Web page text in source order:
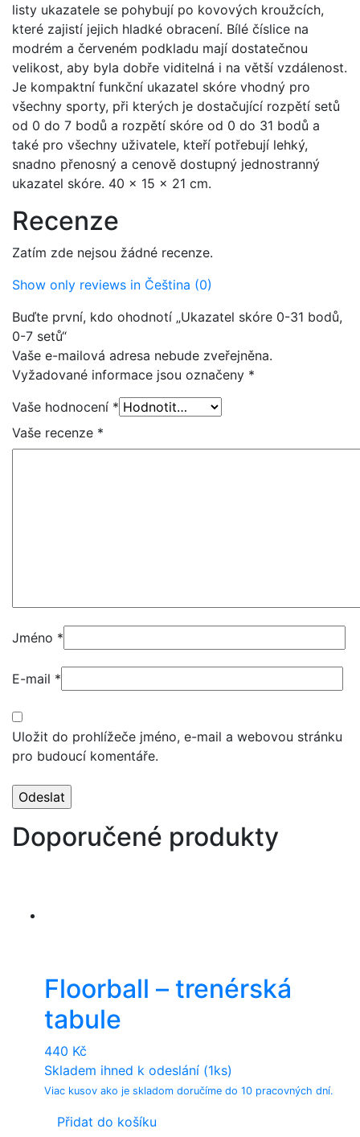
listy ukazatele se pohybují po kovových kroužcích,
které zajistí jejich hladké obracení. Bílé číslice na
modrém a červeném podkladu mají dostatečnou
velikost, aby byla dobře viditelná i na větší vzdálenost.
Je kompaktní funkční ukazatel skóre vhodný pro
všechny sporty, při kterých je dostačující rozpětí setů
od 0 do 7 bodů a rozpětí skóre od 0 do 31 bodů a
také pro všechny uživatele, kteří potřebují lehký,
snadno přenosný a cenově dostupný jednostranný
ukazatel skóre. 40 x 15 x 21 cm.
Recenze
Zatím zde nejsou žádné recenze.
Show only reviews in Čeština (0)
Buďte první, kdo ohodnotí „Ukazatel skóre 0-31 bodů,
0-7 setů“
Vaše e-mailová adresa nebude zveřejněna.
Vyžadované informace jsou označeny *
Vaše hodnocení *
Vaše recenze *
Jméno *
E-mail *
Uložit do prohlížeče jméno, e-mail a webovou stránku
pro budoucí komentáře.
Doporučené produkty
Floorball – trenérská
tabule
440 Kč
Skladem ihned k odeslání (1ks)
Viac kusov ako je skladom doručíme do 10 pracovných dní.
Přidat do košíku